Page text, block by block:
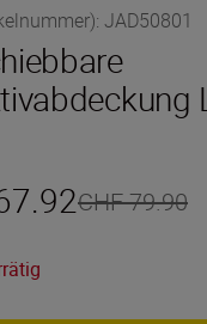
: JAD50801
CHF 79.90